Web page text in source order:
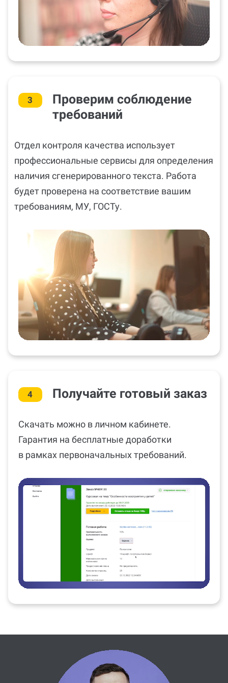
3
Проверим соблюдение
требований
Отдел контроля качества использует
профессиональные сервисы для определения
наличия сгенерированного текста. Работа
будет проверена на соответствие вашим
требованиям, МУ, ГОСТу.
4 Получайте готовый заказ
Скачать можно в личном кабинете.
Гарантия на бесплатные доработки
в рамках первоначальных требований.